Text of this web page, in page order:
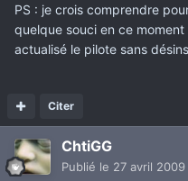
PS : je crois comprendre
quelque souci en ce
actualisé le pilote sans
Citer
ChtiGG
Publié le 27 avril 2009